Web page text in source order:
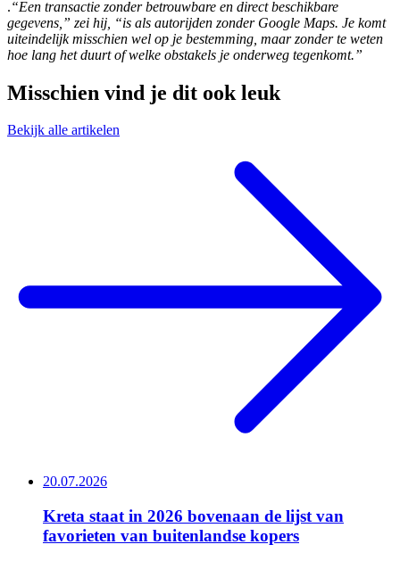
.“Een transactie zonder betrouwbare en direct beschikbare
gegevens,” zei hij, “is als autorijden zonder Google Maps. Je komt
uiteindelijk misschien wel op je bestemming, maar zonder te weten
hoe lang het duurt of welke obstakels je onderweg tegenkomt.”
Misschien vind je dit ook leuk
Bekijk alle artikelen
20.07.2026
Kreta staat in 2026 bovenaan de lijst van
favorieten van buitenlandse kopers